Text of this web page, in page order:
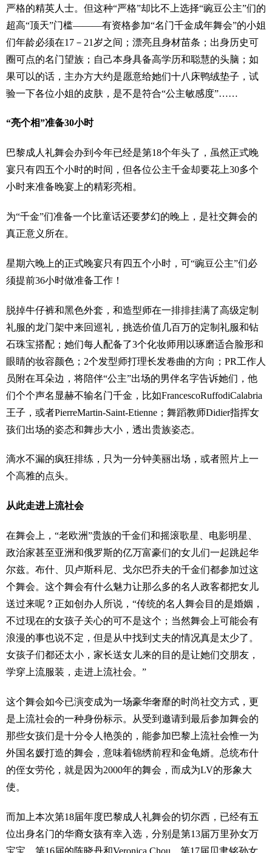
严格的精英人士。但这种“严格”却比不上选择“豌豆公主”们的
超高“顶天”门槛———有资格参加“名门千金成年舞会”的小姐
们年龄必须在17－21岁之间；漂亮且身材苗条；出身历史可
圈可点的名门望族；自己本身具备高学历和聪慧的头脑；如
果可以的话，主办方大约是愿意给她们十八床鸭绒垫子，试
验一下各位小姐的皮肤，是不是符合“公主敏感度”……
“亮个相”准备30小时
巴黎成人礼舞会办到今年已经是第18个年头了，虽然正式晚
宴只有四五个小时的时间，但各位公主千金却要花上30多个
小时来准备晚宴上的精彩亮相。
为“千金”们准备一个比童话还要梦幻的晚上，是社交舞会的
真正意义所在。
星期六晚上的正式晚宴只有四五个小时，可“豌豆公主”们必
须提前36小时做准备工作！
脱掉牛仔裤和黑色外套，和造型师在一排排挂满了高级定制
礼服的龙门架中来回巡礼，挑选价值几百万的定制礼服和钻
石珠宝搭配；她们每人配备了3个化妆师用以琢磨适合脸形和
眼睛的妆容颜色；2个发型师打理长发卷曲的方向；PR工作人
员附在耳朵边，将陪伴“公主”出场的男伴名字告诉她们，他
们个个声名显赫不输名门千金，比如FrancescoRuffodiCalabria
王子，或者PierreMartin-Saint-Etienne；舞蹈教师Didier指挥女
孩们出场的姿态和舞步大小，透出贵族姿态。
滴水不漏的疯狂排练，只为一分钟美丽出场，或者照片上一
个高雅的点头。
从此走进上流社会
在舞会上，“老欧洲”贵族的千金们和摇滚歌星、电影明星、
政治家甚至亚洲和俄罗斯的亿万富豪们的女儿们一起跳起华
尔兹。布什、贝卢斯科尼、戈尔巴乔夫的千金们都参加过这
个舞会。这个舞会有什么魅力让那么多的名人政客都把女儿
送过来呢？正如创办人所说，“传统的名人舞会目的是婚姻，
不过现在的女孩子关心的可不是这个；当然舞会上可能会有
浪漫的事也说不定，但是从中找到丈夫的情况真是太少了。
女孩子们都还太小，家长送女儿来的目的是让她们交朋友，
学穿上流服装，走进上流社会。”
这个舞会如今已演变成为一场豪华奢靡的时尚社交方式，更
是上流社会的一种身份标示。从受到邀请到最后参加舞会的
那些女孩们是十分令人艳羡的，能参加巴黎上流社会惟一为
外国名媛打造的舞会，意味着锦绣前程和金龟婿。总统布什
的侄女劳伦，就是因为2000年的舞会，而成为LV的形象大
使。
而加上本次第18届年度巴黎成人礼舞会的切尔西，已经有五
位出身名门的华裔女孩有幸入选，分别是第13届万里孙女万
宝宝，第16届的陈晓丹和Veronica Chou，第17届贝聿铭孙女